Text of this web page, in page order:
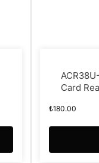
Card
₺180.00